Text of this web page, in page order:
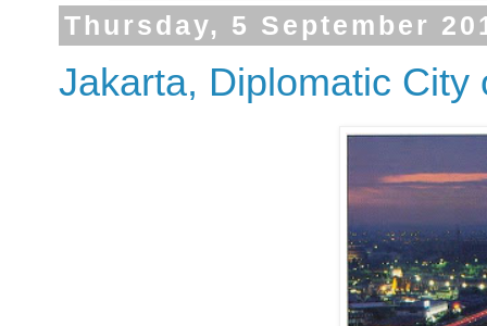
Thursday, 5 September
Jakarta, Diplomatic City